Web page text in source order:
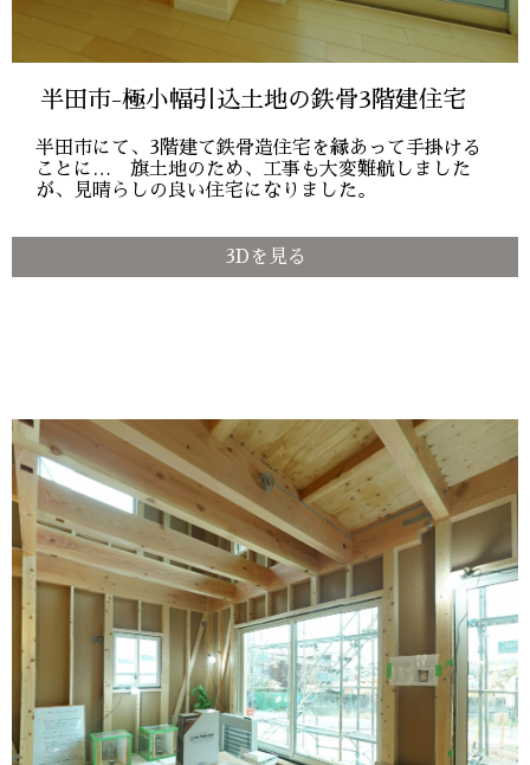
半田市-極小幅引込土地の鉄骨3階建住宅
半田市にて、3階建て鉄骨造住宅を縁あって手掛ける
ことに… 旗土地のため、工事も大変難航しました
が、見晴らしの良い住宅になりました。
3Dを見る